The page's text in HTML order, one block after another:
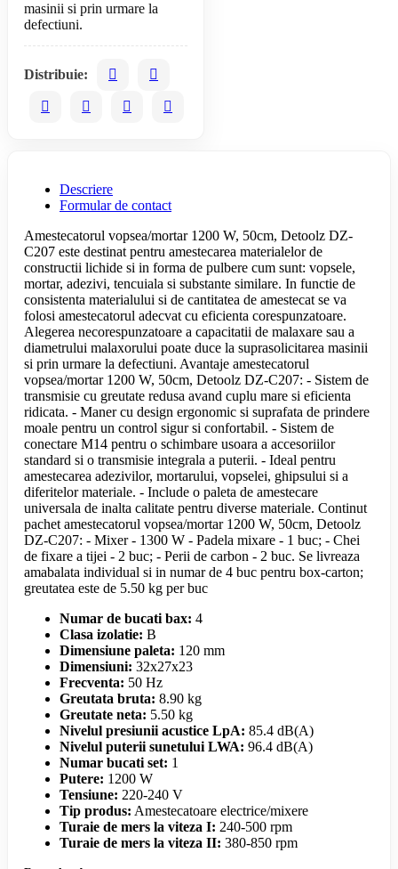
masinii si prin urmare la
Distribuie:
Descriere
Formular de contact
Amestecatorul vopsea/mortar 1200 W, 50cm, Detoolz DZ-
C207 este destinat pentru amestecarea materialelor de
constructii lichide si in forma de pulbere cum sunt: vopsele,
mortar, adezivi, tencuiala si substante similare. In functie de
consistenta materialului si de cantitatea de amestecat se va
folosi amestecatorul adecvat cu eficienta corespunzatoare.
Alegerea necorespunzatoare a capacitatii de malaxare sau a
diametrului malaxorului poate duce la suprasolicitarea masinii
si prin urmare la defectiuni. Avantaje amestecatorul
vopsea/mortar 1200 W, 50cm, Detoolz DZ-C207: - Sistem de
transmisie cu greutate redusa avand cuplu mare si eficienta
ridicata. - Maner cu design ergonomic si suprafata de prindere
moale pentru un control sigur si confortabil. - Sistem de
conectare M14 pentru o schimbare usoara a accesoriilor
standard si o transmisie integrala a puterii. - Ideal pentru
amestecarea adezivilor, mortarului, vopselei, ghipsului si a
diferitelor materiale. - Include o paleta de amestecare
universala de inalta calitate pentru diverse materiale. Continut
pachet amestecatorul vopsea/mortar 1200 W, 50cm, Detoolz
DZ-C207: - Mixer - 1300 W - Padela mixare - 1 buc; - Chei
de fixare a tijei - 2 buc; - Perii de carbon - 2 buc. Se livreaza
amabalata individual si in numar de 4 buc pentru box-carton;
greutatea este de 5.50 kg per buc
Numar de bucati bax: 4
Clasa izolatie: B
Dimensiune paleta: 120 mm
Dimensiuni: 32x27x23
Frecventa: 50 Hz
Greutata bruta: 8.90 kg
Greutate neta: 5.50 kg
Nivelul presiunii acustice LpA: 85.4 dB(A)
Nivelul puterii sunetului LWA: 96.4 dB(A)
Numar bucati set: 1
Putere: 1200 W
Tensiune: 220-240 V
Tip produs: Amestecatoare electrice/mixere
Turaie de mers la viteza I: 240-500 rpm
Turaie de mers la viteza II: 380-850 rpm